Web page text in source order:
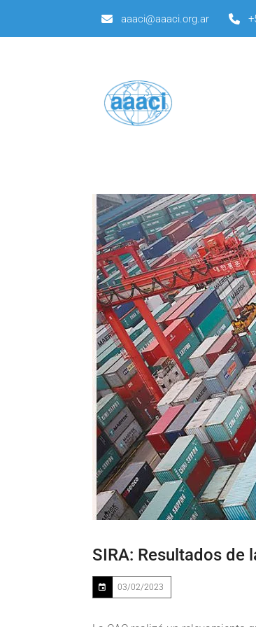
aaaci@aaaci.org.ar
SIRA: Resultados de
03/02/2023